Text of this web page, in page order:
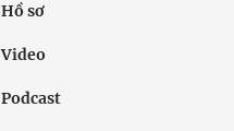
Hồ sơ
Video
Podcast